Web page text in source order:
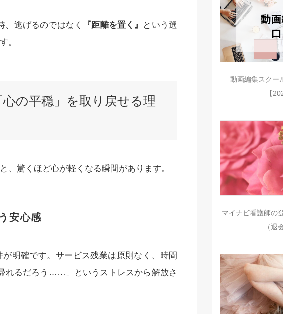
、逃げるのではなく 『距離を置く』
という選
。
の平穏」を取り戻せる理
、驚くほど心が軽くなる瞬間があります。
安心感
明確です。サービス残業は原則なく、時間
れるだろう……」というストレスから解放さ
動画編集スクー
【
マイナビ看護師の
（退